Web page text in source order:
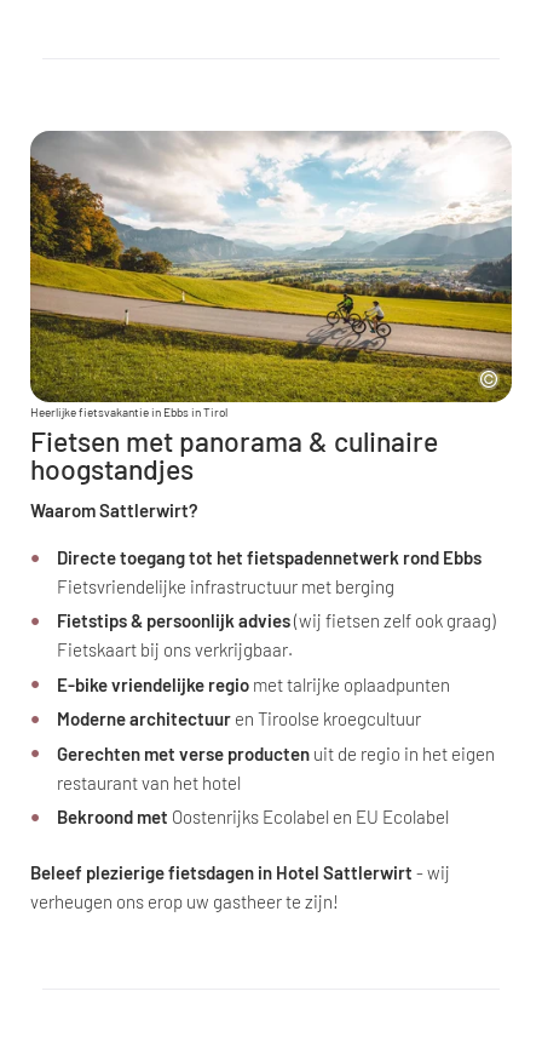
Heerlijke fietsvakantie in Ebbs in Tirol
Fietsen met panorama & culinaire
hoogstandjes
Waarom Sattlerwirt?
Directe toegang tot het fietspadennetwerk rond Ebbs
Fietsvriendelijke infrastructuur met berging
Fietstips & persoonlijk advies(wij fietsen zelf ook graag)
Fietskaart bij ons verkrijgbaar.
E-bike vriendelijke regio met talrijke oplaadpunten
Moderne architectuur en Tiroolse kroegcultuur
Gerechten met verse producten uit de regio in het eigen
restaurant van het hotel
Bekroond met Oostenrijks Ecolabel en EU Ecolabel
Beleef plezierige fietsdagen in Hotel Sattlerwirt - wij
verheugen ons erop uw gastheer te zijn!